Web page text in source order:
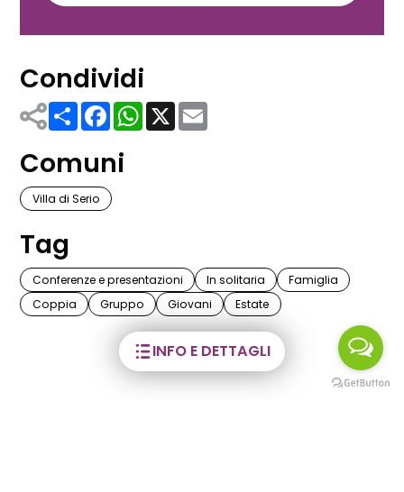
INFO E DETTAGLI
l
c
y
Condividi
ShareFacebook
WhatsApp
X
Comuni
Villa di Serio
Tag
Conferenze e presentazioni In solitaria
Famiglia
Coppia
Gruppo Giovani Estate